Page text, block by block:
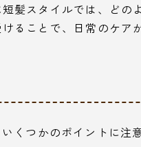
髪スタイルでは、どの
ることで、日常のケア
くつかのポイントに注